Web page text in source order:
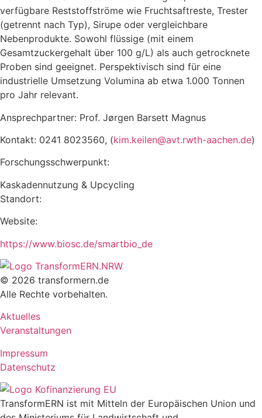
verfügbare Reststoffströme wie Fruchtsaftreste, Trester
(getrennt nach Typ), Sirupe oder vergleichbare
Nebenprodukte. Sowohl flüssige (mit einem
Gesamtzuckergehalt über 100 g/L) als auch getrocknete
Proben sind geeignet. Perspektivisch sind für eine
industrielle Umsetzung Volumina ab etwa 1.000 Tonnen
pro Jahr relevant.​
Ansprechpartner: Prof. Jørgen Barsett Magnus
Kontakt: 0241 8023560, (kim.keilen@avt.rwth-aachen.de)
Forschungsschwerpunkt:
Kaskadennutzung & Upcycling
Standort:
Website:
https://www.biosc.de/smartbio_de
© 2026 transformern.de
Alle Rechte vorbehalten.
Aktuelles
Veranstaltungen
Impressum
Datenschutz
TransformERN ist mit Mitteln der Europäischen Union und